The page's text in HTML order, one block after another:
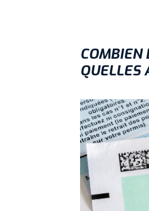
COMBIEN
QUELLES